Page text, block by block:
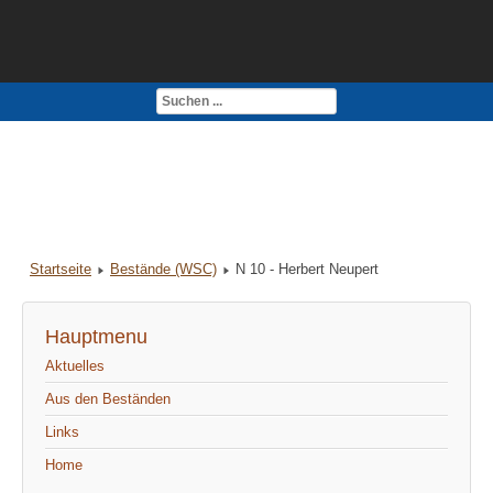
Impressum
Startseite Bestände (WSC) N 10 - Herbert Neupert
Hauptmenu
Aktuelles
Aus den Beständen
Links
Home